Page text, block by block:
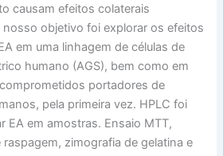
causam efeitos colaterais
objetivo foi explorar os efeitos
em uma linhagem de células de
humano (AGS), bem como em
portadores de
pela primeira vez. HPLC foi
EA em amostras. Ensaio MTT,
zimografia de gelatina e